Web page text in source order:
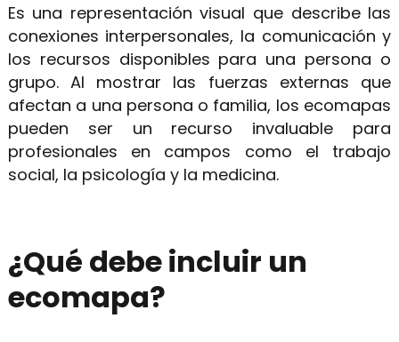
Es una representación visual que describe las
conexiones interpersonales, la comunicación y
los recursos disponibles para una persona o
grupo. Al mostrar las fuerzas externas que
afectan a una persona o familia, los ecomapas
pueden ser un recurso invaluable para
profesionales en campos como el trabajo
social, la psicología y la medicina.
¿Qué debe incluir un
ecomapa?